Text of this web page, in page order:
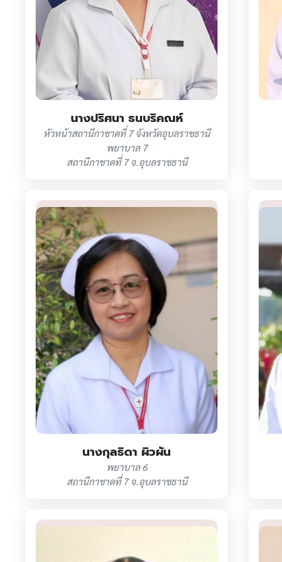
นางปริศนา ธนบริคณห์
หัวหน้าสถานีกาชาดที่ 7 จังหวัดอุบลราชธานี
พยาบาล 7
สถานีกาชาดที่ 7 จ.อุบลราชธานี
นางกุลธิดา ผิวผัน
พยาบาล 6
สถานีกาชาดที่ 7 จ.อุบลราชธานี